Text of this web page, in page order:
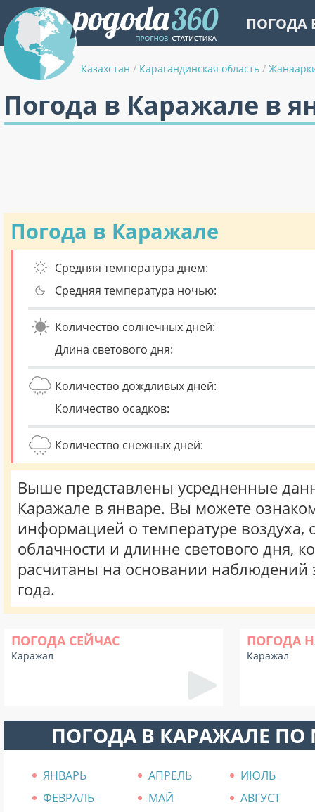
ПОГОДА
Казахстан / Карагандинская область /
Погода в Каражале в
Погода в Каражале
Средняя температура днем:
Средняя температура ночью:
Количество солнечных дней:
Длина светового дня:
Количество дождливых дней:
Количество осадков:
Количество снежных дней:
Выше представлены усредненные
Каражале в январе. Вы можете
информацией о температуре воздуха,
облачности и длинне светового дня,
расчитаны на основании наблюдений
года.
ПОГОДА СЕЙЧАС
Каражал
ПОГОДА
Каражал
ПОГОДА В КАРАЖАЛЕ
ЯНВАРЬ АПРЕЛЬ
ИЮЛЬ
ФЕВРАЛЬ
МАЙ
АВГУСТ